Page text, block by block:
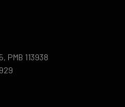
PMB 113938